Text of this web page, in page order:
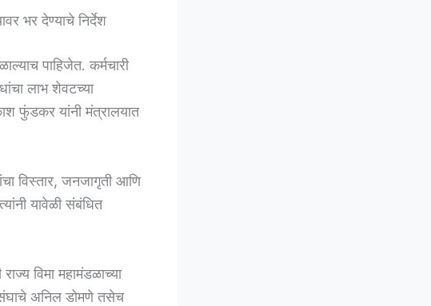
भर देण्याचे निर्देश
पाहिजेत. कर्मचारी
लाभ शेवटच्या
फुंडकर यांनी मंत्रालयात
विस्तार, जनजागृती आणि
यावेळी संबंधित
विमा महामंडळाच्या
अनिल डोमणे तसेच